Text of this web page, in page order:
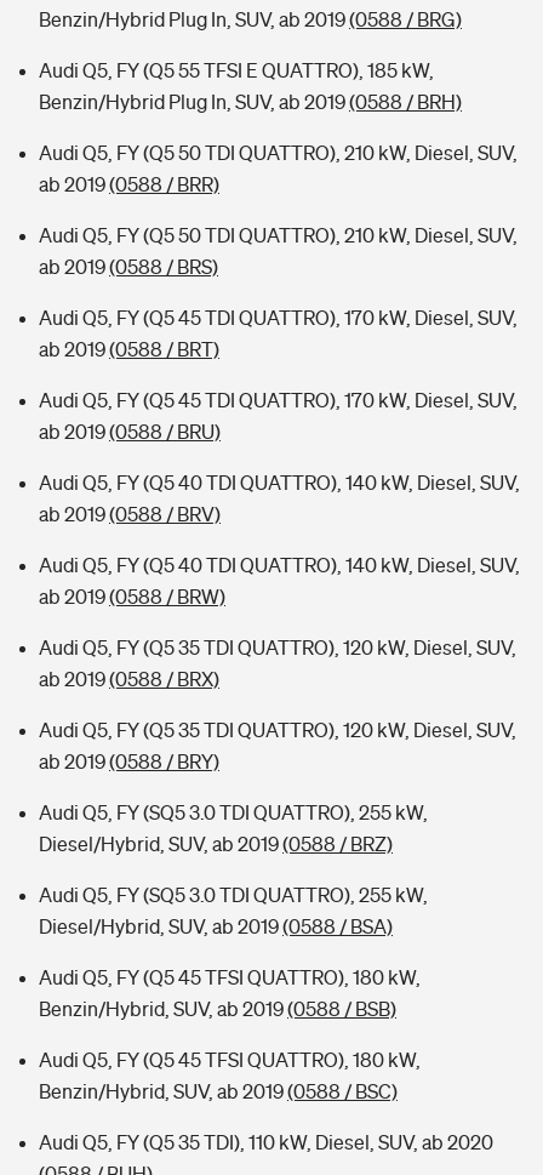
Benzin/Hybrid Plug In, SUV, ab 2019(0588 / BRG)
Audi Q5, FY (Q5 55 TFSI E QUATTRO), 185 kW,
Benzin/Hybrid Plug In, SUV, ab 2019(0588 / BRH)
Audi Q5, FY (Q5 50 TDI QUATTRO), 210 kW, Diesel, SUV,
ab 2019(0588 / BRR)
Audi Q5, FY (Q5 50 TDI QUATTRO), 210 kW, Diesel, SUV,
ab 2019(0588 / BRS)
Audi Q5, FY (Q5 45 TDI QUATTRO), 170 kW, Diesel, SUV,
ab 2019(0588 / BRT)
Audi Q5, FY (Q5 45 TDI QUATTRO), 170 kW, Diesel, SUV,
ab 2019(0588 / BRU)
Audi Q5, FY (Q5 40 TDI QUATTRO), 140 kW, Diesel, SUV,
ab 2019(0588 / BRV)
Audi Q5, FY (Q5 40 TDI QUATTRO), 140 kW, Diesel, SUV,
ab 2019(0588 / BRW)
Audi Q5, FY (Q5 35 TDI QUATTRO), 120 kW, Diesel, SUV,
ab 2019(0588 / BRX)
Audi Q5, FY (Q5 35 TDI QUATTRO), 120 kW, Diesel, SUV,
ab 2019(0588 / BRY)
Audi Q5, FY (SQ5 3.0 TDI QUATTRO), 255 kW,
Diesel/Hybrid, SUV, ab 2019(0588 / BRZ)
Audi Q5, FY (SQ5 3.0 TDI QUATTRO), 255 kW,
Diesel/Hybrid, SUV, ab 2019(0588 / BSA)
Audi Q5, FY (Q5 45 TFSI QUATTRO), 180 kW,
Benzin/Hybrid, SUV, ab 2019(0588 / BSB)
Audi Q5, FY (Q5 45 TFSI QUATTRO), 180 kW,
Benzin/Hybrid, SUV, ab 2019(0588 / BSC)
Audi Q5, FY (Q5 35 TDI), 110 kW, Diesel, SUV, ab 2020